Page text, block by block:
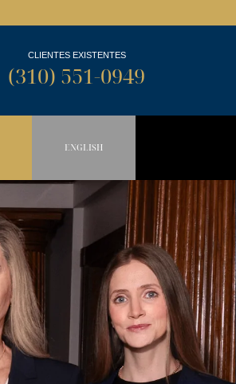
CLIENTES EXISTENTES
(310) 551-0949
ENGLISH